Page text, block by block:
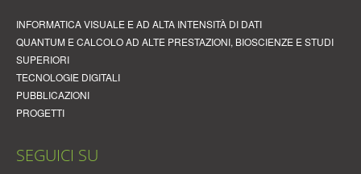
INFORMATICA VISUALE E AD ALTA INTENSITÀ DI DATI
QUANTUM E CALCOLO AD ALTE PRESTAZIONI, BIOSCIENZE E STUDI
SUPERIORI
TECNOLOGIE DIGITALI
PUBBLICAZIONI
PROGETTI
SEGUICI SU